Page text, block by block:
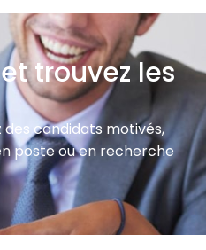
trouvez les
candidats motivés,
poste ou en recherche